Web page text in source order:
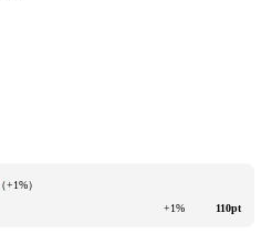
（+1%）
+1% 110pt